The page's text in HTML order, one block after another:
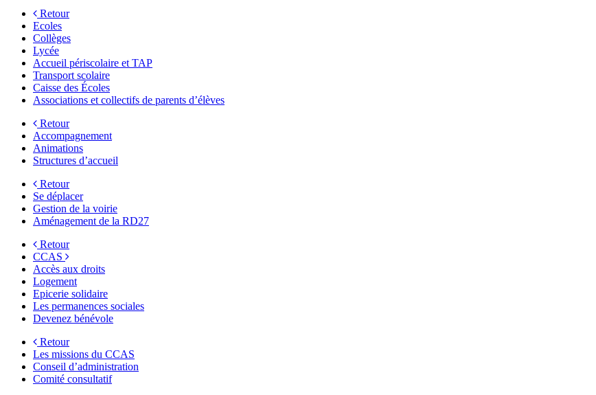
Retour
Ecoles
Collèges
Lycée
Accueil périscolaire et TAP
Transport scolaire
Caisse des Écoles
Associations et collectifs de parents d’élèves
Retour
Accompagnement
Animations
Structures d’accueil
Retour
Se déplacer
Gestion de la voirie
Aménagement de la RD27
Retour
CCAS
Accès aux droits
Logement
Epicerie solidaire
Les permanences sociales
Devenez bénévole
Retour
Les missions du CCAS
Conseil d’administration
Comité consultatif